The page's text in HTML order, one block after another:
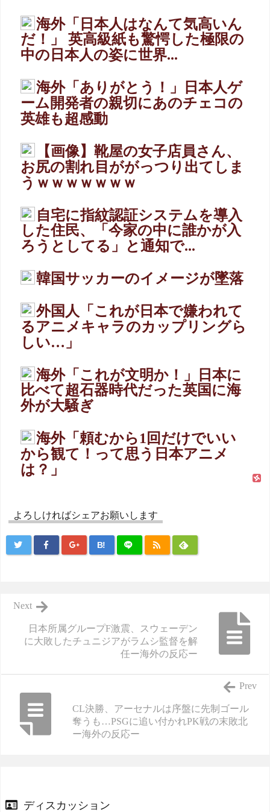
海外「日本人はなんて気高いん
だ！」 英高級紙も驚愕した極限の
中の日本人の姿に世界...
海外「ありがとう！」日本人ゲ
ーム開発者の親切にあのチェコの
英雄も超感動
【画像】靴屋の女子店員さん、
お尻の割れ目ががっつり出てしま
うｗｗｗｗｗｗｗ
自宅に指紋認証システムを導入
した住民、「今家の中に誰かが入
ろうとしてる」と通知で...
韓国サッカーのイメージが墜落
外国人「これが日本で嫌われて
るアニメキャラのカップリングら
しい…」
海外「これが文明か！」日本に
比べて超石器時代だった英国に海
外が大騒ぎ
海外「頼むから1回だけでいい
から観て！って思う日本アニメ
は？」
よろしければシェアお願いします
B!
日本所属グループF激震、スウェーデン
に大敗したチュニジアがラムシ監督を解
任ー海外の反応ー
Next
CL決勝、アーセナルは序盤に先制ゴール
奪うも…PSGに追い付かれPK戦の末敗北
ー海外の反応ー
Prev
ディスカッション